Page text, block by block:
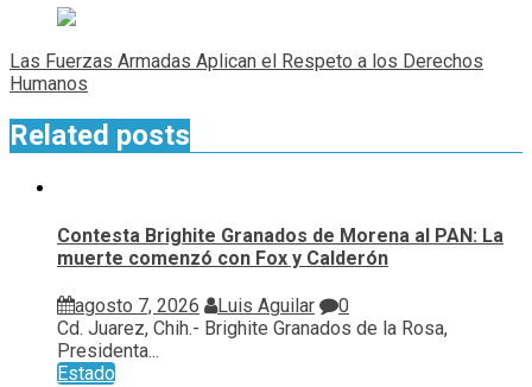
Las Fuerzas Armadas Aplican el Respeto a los Derechos
Humanos
Related posts
Contesta Brighite Granados de Morena al PAN: La
muerte comenzó con Fox y Calderón
agosto 7, 2026 Luis Aguilar
0
Cd. Juarez, Chih.- Brighite Granados de la Rosa,
Presidenta...
Estado